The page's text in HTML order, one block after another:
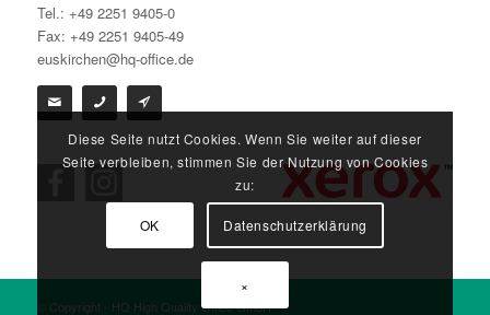
Tel.: +49 2251 9405-0
Fax: +49 2251 9405-49
euskirchen@hq-office.de
© Copyright - HQ High Quality Office GmbH
Diese Seite nutzt Cookies. Wenn Sie weiter auf dieser
Seite verbleiben, stimmen Sie der Nutzung von Cookies
zu:
OK Datenschutzerklärung
×